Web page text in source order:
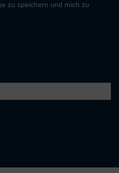
zu speichern und mich zu